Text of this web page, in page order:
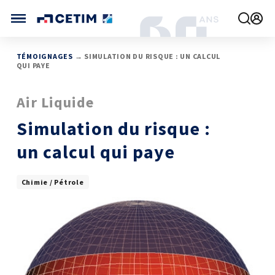
CETIM FRANCE
INTERNATIONAL
CETIM ALLEMAGNE
AGENDA
ACTUALITÉS
CETIM INFOS
VIDÉOS
IMPLANTATIONS
NOUS REJOINDRE
MÉCATHÈQUE, LA BASE DE CONNAISSANCES
TÉMOIGNAGES → SIMULATION DU RISQUE : UN CALCUL
QUI PAYE
Air Liquide
Simulation du risque :
un calcul qui paye
Chimie / Pétrole